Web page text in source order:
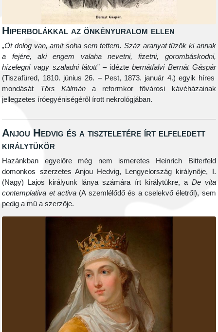
Hiperbolákkal az önkényuralom ellen
„Öt dolog van, amit soha sem tettem. Száz aranyat tűzök ki annak
a fejére, aki engem valaha nevetni, fizetni, gorombáskodni,
hízelegni vagy szaladni látott”– idéztebernátfalvi Bernát Gáspár
(Tiszafüred, 1810. június 26. – Pest, 1873. január 4.) egyik híres
mondását Törs Kálmána reformkor fővárosi kávéházainak
jellegzetes íróegyéniségéről írott nekrológjában.
Anjou Hedvig és a tiszteletére írt elfeledett
királytükör
Hazánkban egyelőre még nem ismeretes Heinrich Bitterfeld
domonkos szerzetes Anjou Hedvig, Lengyelország királynője, I.
(Nagy) Lajos királyunk lánya számára írt királytükre, a De vita
contemplativa et activa (A szemlélődő és a cselekvő életről), sem
pedig a mű a szerzője.